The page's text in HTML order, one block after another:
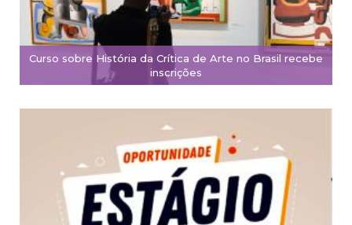
Curso sobre História da Crítica de Arte no Brasil recebe
inscrições